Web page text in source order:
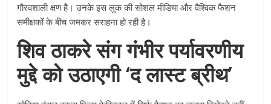
गौरवशाली क्षण है। उनके इस लुक की सोशल मीडिया और वैश्विक फैशन
समीक्षकों के बीच जमकर सराहना हो रही है।
शिव ठाकरे संग गंभीर पर्यावरणीय
मुद्दे को उठाएगी ‘द लास्ट ब्रीथ’